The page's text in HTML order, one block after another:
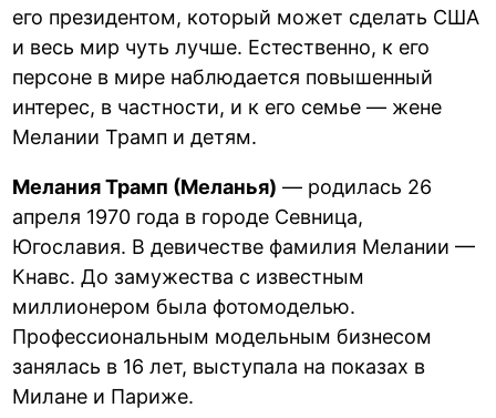
его президентом, который может сделать США
и весь мир чуть лучше. Естественно, к его
персоне в мире наблюдается повышенный
интерес, в частности, и к его семье — жене
Мелании Трамп и детям.
Мелания Трамп (Меланья) — родилась 26
апреля 1970 года в городе Севница,
Югославия. В девичестве фамилия Мелании —
Кнавс. До замужества с известным
миллионером была фотомоделью.
Профессиональным модельным бизнесом
занялась в 16 лет, выступала на показах в
Милане и Париже.